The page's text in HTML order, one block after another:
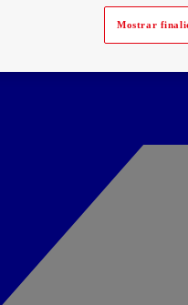
Mostrar